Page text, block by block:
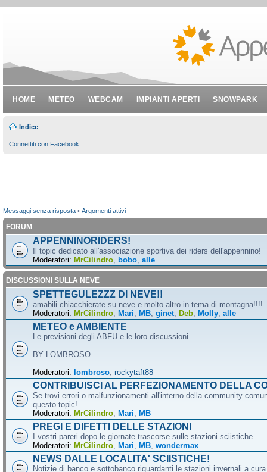
HOME METEO WEBCAM IMPIANTI APERTI SNOWPARK
Indice
Connettiti con Facebook
Messaggi senza risposta • Argomenti attivi
FORUM
APPENNINORIDERS!
Il topic dedicato all'associazione sportiva dei riders dell'appennino!
Moderatori: MrCilindro bobo alle
DISCUSSIONI SULLA NEVE
SPETTEGULEZZZ DI NEVE!!
amabili chiacchierate su neve e molto altro in tema di montagna!!!!
Moderatori: MrCilindro Mari MB ginet Deb Molly alle
METEO e AMBIENTE
Le previsioni degli ABFU e le loro discussioni.
BY LOMBROSO
Moderatori: lombroso rockytaft88
CONTRIBUISCI AL PERFEZIONAMENTO DELLA
Se trovi errori o malfunzionamenti all'interno della community
questo topic!
Moderatori: MrCilindro Mari MB
PREGI E DIFETTI DELLE STAZIONI
I vostri pareri dopo le giornate trascorse sulle stazioni sciistiche
Moderatori: MrCilindro Mari MB wondermax
NEWS DALLE LOCALITA' SCIISTICHE!
Notizie di banco e sottobanco riguardanti le stazioni invernali a